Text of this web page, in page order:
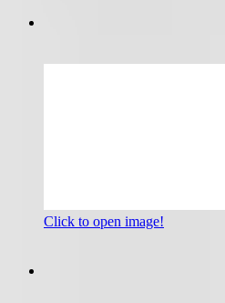
Click to open image!